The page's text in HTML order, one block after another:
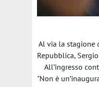
Al via la stagione
Repubblica,
All’ingresso
"Non è